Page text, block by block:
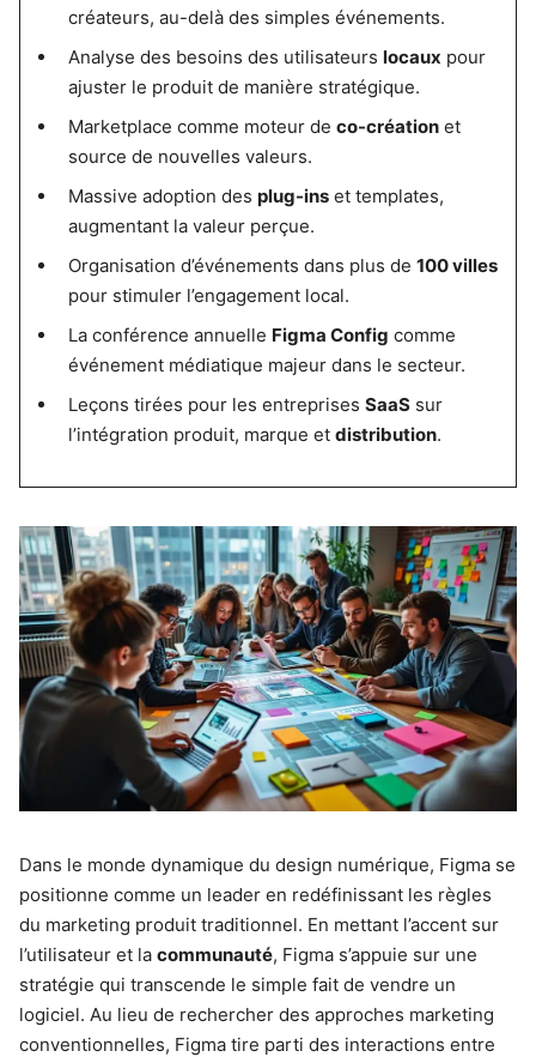
créateurs, au-delà des simples événements.
Analyse des besoins des utilisateurs locaux pour
ajuster le produit de manière stratégique.
Marketplace comme moteur de co-créationet
source de nouvelles valeurs.
Massive adoption des plug-inset templates,
augmentant la valeur perçue.
Organisation d’événements dans plus de 100 villes
pour stimuler l’engagement local.
La conférence annuelle Figma Config comme
événement médiatique majeur dans le secteur.
Leçons tirées pour les entreprises SaaSsur
l’intégration produit, marque et distribution.
Dans le monde dynamique du design numérique, Figma se
positionne comme un leader en redéfinissant les règles
du marketing produit traditionnel. En mettant l’accent sur
l’utilisateur et la communauté, Figma s’appuie sur une
stratégie qui transcende le simple fait de vendre un
logiciel. Au lieu de rechercher des approches marketing
conventionnelles, Figma tire parti des interactions entre